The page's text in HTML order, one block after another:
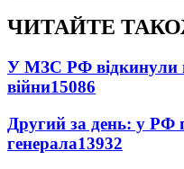
ЧИТАЙТЕ
У МЗС РФ відкинули
війни15086
Другий за день: у РФ
генерала13932